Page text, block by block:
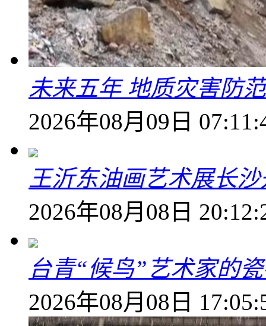
未来五年 地质灾害防
2026年08月09日
王沂东油画艺术展长
2026年08月08日
台青“候鸟”艺术家的
2026年08月08日